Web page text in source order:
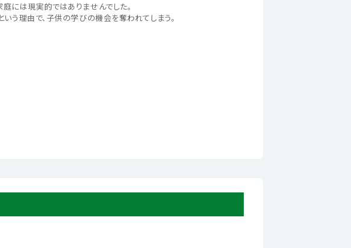
には現実的ではありませんでした。
う理由で、子供の学びの機会を奪われてしまう。